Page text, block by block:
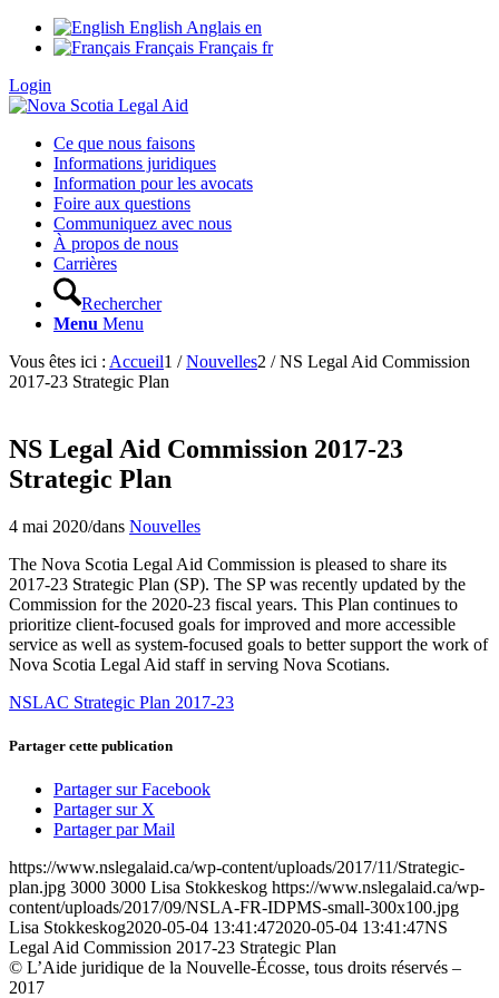
English Anglais en
Français Français fr
Login
Ce que nous faisons
Informations juridiques
Information pour les avocats
Foire aux questions
Communiquez avec nous
À propos de nous
Carrières
Rechercher
Menu Menu
Vous êtes ici : Accueil1 / Nouvelles2 / NS Legal Aid Commission
2017-23 Strategic Plan
NS Legal Aid Commission 2017-23
Strategic Plan
4 mai 2020/dans Nouvelles
The Nova Scotia Legal Aid Commission is pleased to share its
2017-23 Strategic Plan (SP). The SP was recently updated by the
Commission for the 2020-23 fiscal years. This Plan continues to
prioritize client-focused goals for improved and more accessible
service as well as system-focused goals to better support the work of
Nova Scotia Legal Aid staff in serving Nova Scotians.
NSLAC Strategic Plan 2017-23
Partager cette publication
Partager sur Facebook
Partager sur X
Partager par Mail
https://www.nslegalaid.ca/wp-content/uploads/2017/11/Strategic-
plan.jpg 3000 3000 Lisa Stokkeskog https://www.nslegalaid.ca/wp-
content/uploads/2017/09/NSLA-FR-IDPMS-small-300x100.jpg
Lisa Stokkeskog2020-05-04 13:41:472020-05-04 13:41:47NS
Legal Aid Commission 2017-23 Strategic Plan
© L’Aide juridique de la Nouvelle-Écosse, tous droits réservés –
2017